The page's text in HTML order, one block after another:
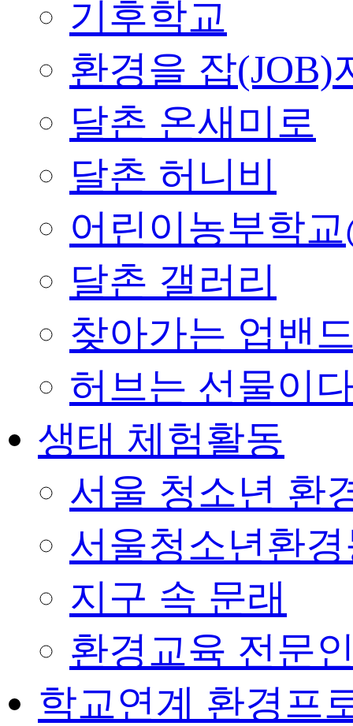
기후학교
환경을 잡(JOB)
달촌 온새미로
달촌 허니비
어린이농부학
달촌 갤러리
찾아가는 업밴
허브는 선물이
생태 체험활동
서울 청소년 환
서울청소년환
지구 속 문래
환경교육 전문
학교연계 환경프